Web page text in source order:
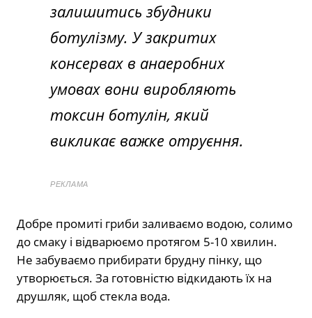
залишитись збудники
ботулізму. У закритих
консервах в анаеробних
умовах вони виробляють
токсин ботулін, який
викликає важке отруєння.
РЕКЛАМА
Добре промиті гриби заливаємо водою, солимо
до смаку і відварюємо протягом 5-10 хвилин.
Не забуваємо прибирати брудну пінку, що
утворюється. За готовністю відкидають їх на
друшляк, щоб стекла вода.